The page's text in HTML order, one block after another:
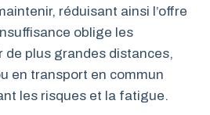
réduisant ainsi l’offre
oblige les
de plus grandes distances,
en transport en commun
les risques et la fatigue.